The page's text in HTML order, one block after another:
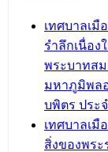
เทศบาลเมื
รำลึกเนื่อง
พระบาทสม
มหาภูมิพล
บพิตร ประจ
เทศบาลเมื
สิ่งของพร